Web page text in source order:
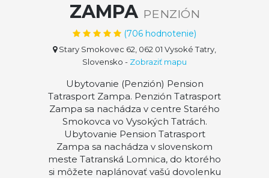
ZAMPA PENZIÓN
(706 hodnotenie)
Stary Smokovec 62, 062 01 Vysoké Tatry,
Slovensko - Zobraziť mapu
Ubytovanie (Penzión) Pension
Tatrasport Zampa. Penzión Tatrasport
Zampa sa nachádza v centre Starého
Smokovca vo Vysokých Tatrách.
Ubytovanie Pension Tatrasport
Zampa sa nachádza v slovenskom
meste Tatranská Lomnica, do ktorého
si môžete naplánovať vašú dovolenku